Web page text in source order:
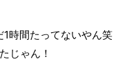
時間たってないやん笑
じゃん！